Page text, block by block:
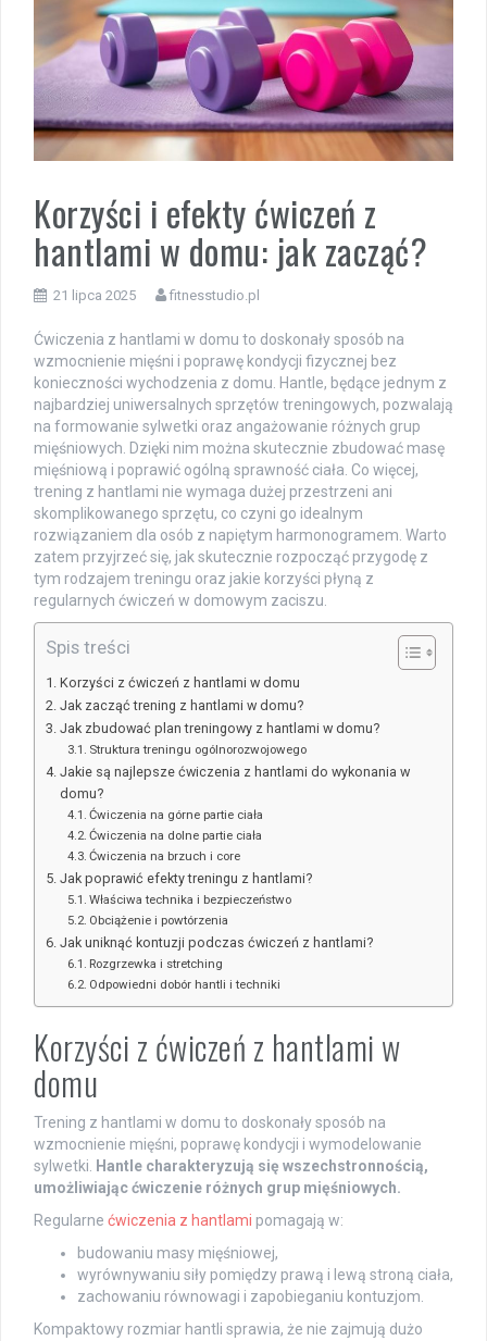
Korzyści i efekty ćwiczeń z
hantlami w domu: jak zacząć?
21 lipca 2025 fitnesstudio.pl
Ćwiczenia z hantlami w domu to doskonały sposób na
wzmocnienie mięśni i poprawę kondycji fizycznej bez
konieczności wychodzenia z domu. Hantle, będące jednym z
najbardziej uniwersalnych sprzętów treningowych, pozwalają
na formowanie sylwetki oraz angażowanie różnych grup
mięśniowych. Dzięki nim można skutecznie zbudować masę
mięśniową i poprawić ogólną sprawność ciała. Co więcej,
trening z hantlami nie wymaga dużej przestrzeni ani
skomplikowanego sprzętu, co czyni go idealnym
rozwiązaniem dla osób z napiętym harmonogramem. Warto
zatem przyjrzeć się, jak skutecznie rozpocząć przygodę z
tym rodzajem treningu oraz jakie korzyści płyną z
regularnych ćwiczeń w domowym zaciszu.
Spis treści
Korzyści z ćwiczeń z hantlami w domu
Jak zacząć trening z hantlami w domu?
Jak zbudować plan treningowy z hantlami w domu?
Struktura treningu ogólnorozwojowego
Jakie są najlepsze ćwiczenia z hantlami do wykonania w
domu?
Ćwiczenia na górne partie ciała
Ćwiczenia na dolne partie ciała
Ćwiczenia na brzuch i core
Jak poprawić efekty treningu z hantlami?
Właściwa technika i bezpieczeństwo
Obciążenie i powtórzenia
Jak uniknąć kontuzji podczas ćwiczeń z hantlami?
Rozgrzewka i stretching
Odpowiedni dobór hantli i techniki
Korzyści z ćwiczeń z hantlami w
domu
Trening z hantlami w domu to doskonały sposób na
wzmocnienie mięśni, poprawę kondycji i wymodelowanie
sylwetki.
Hantle charakteryzują się wszechstronnością,
umożliwiając ćwiczenie różnych grup mięśniowych.
Regularne ćwiczenia z hantlami pomagają w:
budowaniu masy mięśniowej,
wyrównywaniu siły pomiędzy prawą i lewą stroną ciała,
zachowaniu równowagi i zapobieganiu kontuzjom.
Kompaktowy rozmiar hantli sprawia, że nie zajmują dużo